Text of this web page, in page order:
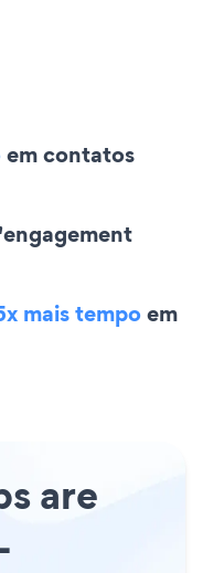
em contatos
mais tempoem
are